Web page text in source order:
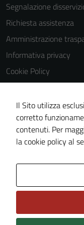
Segnalazione
Richiesta assistenza
Amministrazione
Informativa privacy
Cookie Policy
Note legali
Dichiarazione di
Obiettivi di accessibilità
Piano di
Il Sito utilizza
corretto
contenuti. Per
la cookie policy al